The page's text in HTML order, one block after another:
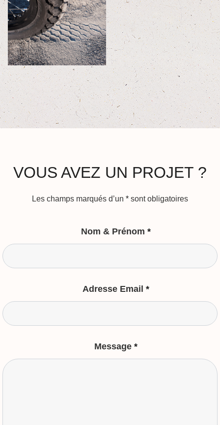
VOUS AVEZ UN PROJET ?
Les champs marqués d’un * sont obligatoires
Nom & Prénom *
Adresse Email *
Message *